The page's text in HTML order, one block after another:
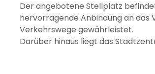
Der angebotene Stellplatz
hervorragende Anbindung an
Verkehrswege gewährleistet.
Darüber hinaus liegt das